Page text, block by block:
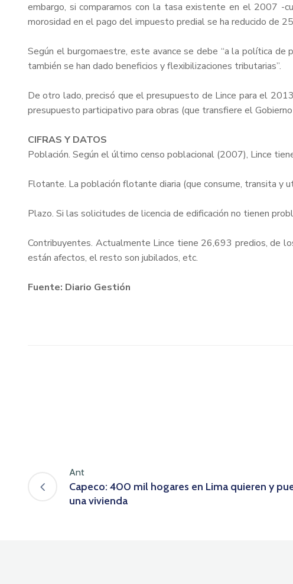
embargo, si comparamos con la tasa existente en el 2007 -
morosidad en el pago del impuesto predial se ha reducido de
Según el burgomaestre, este avance se debe “a la política
también se han dado beneficios y flexibilizaciones tributarias”.
De otro lado, precisó que el presupuesto de Lince para el
presupuesto participativo para obras (que transfiere el
CIFRAS Y DATOS
Población. Según el último censo poblacional (2007), Lince
Flotante. La población flotante diaria (que consume, transita y
Plazo. Si las solicitudes de licencia de edificación no tienen
Contribuyentes. Actualmente Lince tiene 26,693 predios, de
están afectos, el resto son jubilados, etc.
Fuente: Diario Gestión
Ant
Capeco: 400 mil hogares en Lima quieren y
una vivienda